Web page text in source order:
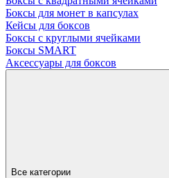
Боксы для монет в капсулах
Кейсы для боксов
Боксы с круглыми ячейками
Боксы SMART
Аксессуары для боксов
Все категории